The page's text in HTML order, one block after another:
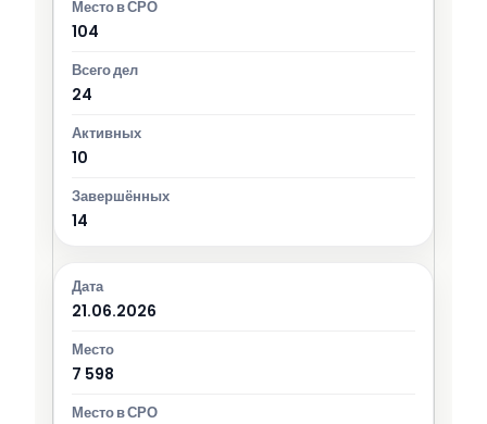
104
24
10
14
21.06.2026
7 598